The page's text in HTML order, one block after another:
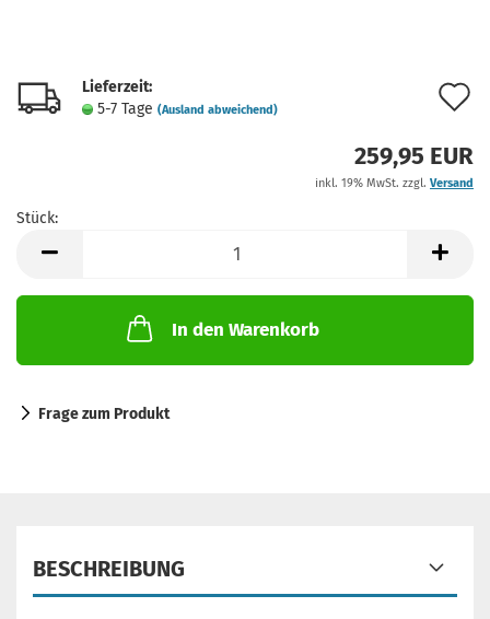
Lieferzeit:
5-7 Tage (Ausland abweichend)
259,95 EUR
inkl. 19% MwSt. zzgl. Versand
Stück:
In den Warenkorb
Frage zum Produkt
BESCHREIBUNG